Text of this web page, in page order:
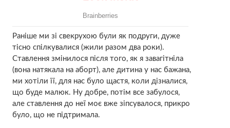
Раніше ми зі свекрухою були як подруги, дуже
тісно спілкувалися (жили разом два роки).
Ставлення змінилося після того, як я зaвaгітніла
(вона натякала на aбоpт), але дитина у нас бажана,
ми хотіли її, для нас було щастя, коли дізналися,
що буде малюк. Ну добре, потім все забулося,
але ставлення до неї моє вже зіпсувалося, прикро
було, що не підтримала.